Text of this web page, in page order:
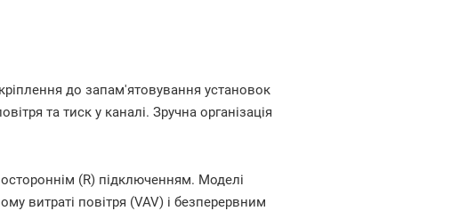
до запам'ятовування установок
та тиск у каналі. Зручна організація
(R) підключенням. Моделі
витраті повітря (VAV) і безперервним